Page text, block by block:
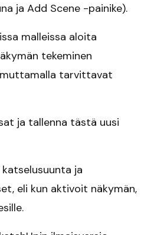
ja Add Scene -painike).
malleissa aloita
tekeminen
tarvittavat
ja tallenna tästä uusi
ja
eli kun aktivoit näkymän,